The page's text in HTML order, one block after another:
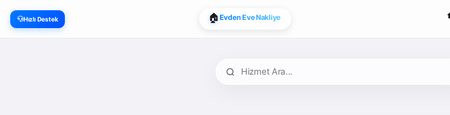
Hızlı Destek 🏠Evden Eve Nakliye